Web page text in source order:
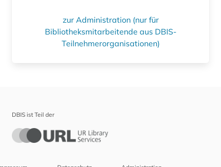
zur Administration (nur für
Bibliotheksmitarbeitende aus DBIS-
Teilnehmerorganisationen)
DBIS ist Teil der